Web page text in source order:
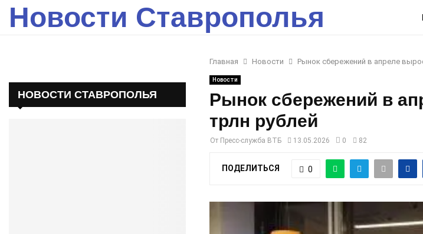
Новости Ставрополья
Главная Новости Рынок сбережений в апреле
Новости
Рынок сбережений в
трлн рублей
От Пресс-служба ВТБ 13.05.2026 0 82
ПОДЕЛИТЬСЯ 0
НОВОСТИ СТАВРОПОЛЬЯ